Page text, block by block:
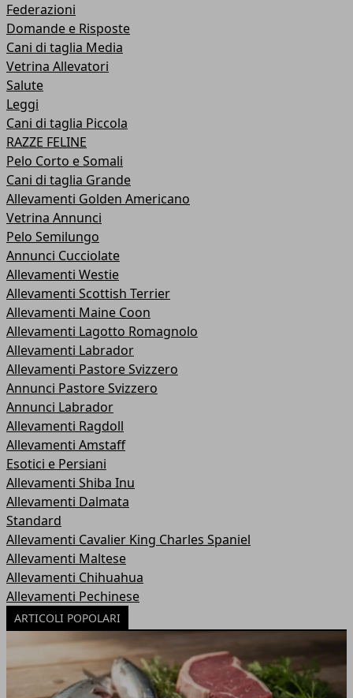
Federazioni
Domande e Risposte
Cani di taglia Media
Vetrina Allevatori
Salute
Leggi
Cani di taglia Piccola
RAZZE FELINE
Pelo Corto e Somali
Cani di taglia Grande
Allevamenti Golden Americano
Vetrina Annunci
Pelo Semilungo
Annunci Cucciolate
Allevamenti Westie
Allevamenti Scottish Terrier
Allevamenti Maine Coon
Allevamenti Lagotto Romagnolo
Allevamenti Labrador
Allevamenti Pastore Svizzero
Annunci Pastore Svizzero
Annunci Labrador
Allevamenti Ragdoll
Allevamenti Amstaff
Esotici e Persiani
Allevamenti Shiba Inu
Allevamenti Dalmata
Standard
Allevamenti Cavalier King Charles Spaniel
Allevamenti Maltese
Allevamenti Chihuahua
Allevamenti Pechinese
ARTICOLI POPOLARI